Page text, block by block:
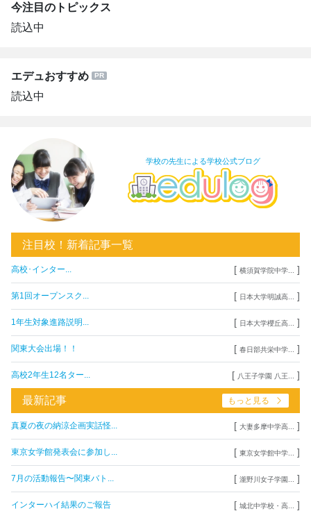
今注目のトピックス
読込中
エデュおすすめ
読込中
学校の先生による学校公式ブログ
注目校！新着記事一覧
高校･インター... [ 横須賀学院中学... ]
第1回オープンスク... [ 日本大学明誠高... ]
1年生対象進路説明... [ 日本大学櫻丘高... ]
関東大会出場！！ [ 春日部共栄中学... ]
高校2年生12名ター... [ 八王子学園 八王... ]
最新記事 もっと見る
真夏の夜の納涼企画実話怪... [ 大妻多摩中学高... ]
東京女学館発表会に参加し... [ 東京女学館中学... ]
7月の活動報告〜関東バト... [ 瀧野川女子学園... ]
インターハイ結果のご報告 [ 城北中学校・高... ]